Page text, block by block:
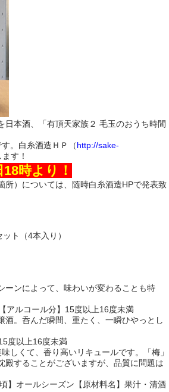
本酒、「有頂天家族２ 毛玉のおうち時間
。白糸酒造ＨＰ（http://sake-
す！
時より！
）については、随時白糸酒造HPで発表致
ト（4本入り）
ーンによって、味わいが変わることも特
アルコール分】15度以上16度未満
。呑んだ瞬間、重たく、一瞬ひやっとし
度以上16度未満
しくて、香り高いリキュールです。「梅」
することがございますが、品質に問題は
】オールシーズン【原材料名】果汁・清酒